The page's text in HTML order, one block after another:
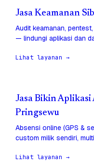
Jasa Keamanan
Audit keamanan,
— lindungi aplikasi dan
Lihat layanan →
Jasa Bikin Aplikasi
Pringsewu
Absensi online (GPS &
custom milik sendiri,
Lihat layanan →